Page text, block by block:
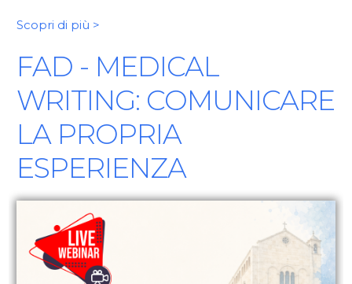
Scopri di più >
FAD - MEDICAL
WRITING: COMUNICARE
LA PROPRIA
ESPERIENZA